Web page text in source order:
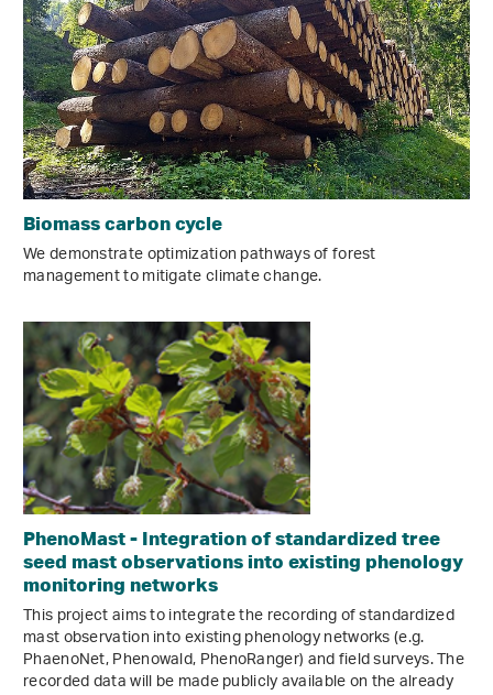
Biomass carbon cycle
We demonstrate optimization pathways of forest
management to mitigate climate change.
PhenoMast - Integration of standardized tree
seed mast observations into existing phenology
monitoring networks
This project aims to integrate the recording of standardized
mast observation into existing phenology networks (e.g.
PhaenoNet, Phenowald, PhenoRanger) and field surveys. The
recorded data will be made publicly available on the already